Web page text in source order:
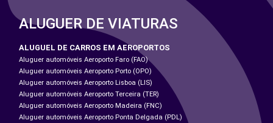
ALUGUER DE VIATURAS
ALUGUEL DE CARROS EM AEROPORTOS
Aluguer automóveis Aeroporto Faro (FAO)
Aluguer automóveis Aeroporto Porto (OPO)
Aluguer automóveis Aeroporto Lisboa (LIS)
Aluguer automóveis Aeroporto Terceira (TER)
Aluguer automóveis Aeroporto Madeira (FNC)
Aluguer automóveis Aeroporto Ponta Delgada (PDL)